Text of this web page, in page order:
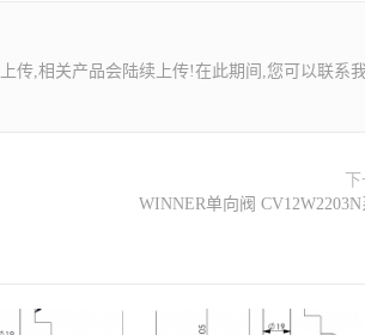
传,相关产品会陆续上传!在此期间,您可以联系
WINNER单向阀 CV12W2203N